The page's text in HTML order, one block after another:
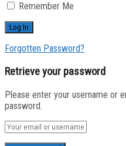
Remember Me
Forgotten Password?
Retrieve your password
Please enter your username or
password.